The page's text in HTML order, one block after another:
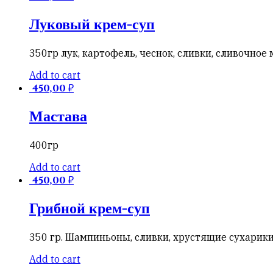
Луковый крем-суп
350гр лук, картофель, чеснок, сливки, сливочное
Add to cart
450,00 ₽
Мастава
400гр
Add to cart
450,00 ₽
Грибной крем-суп
350 гр. Шампиньоны, сливки, хрустящие
Add to cart